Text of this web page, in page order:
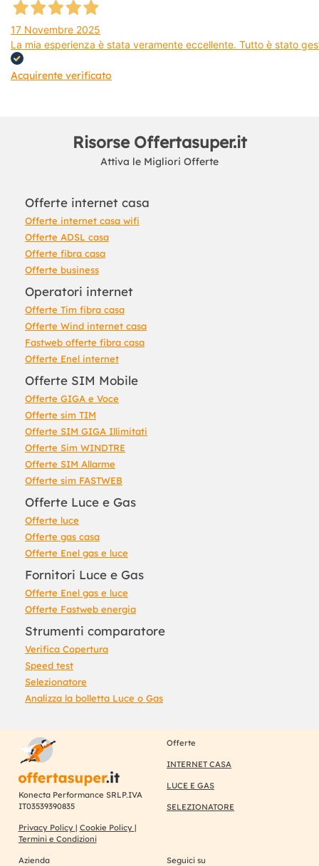
17 Novembre 2025
La mia esperienza è stata veramente eccellente. Tutto è stato
Acquirente verificato
Risorse Offertasuper.it
Attiva le Migliori Offerte
Offerte internet casa
Offerte internet casa wifi
Offerte ADSL casa
Offerte fibra casa
Offerte business
Operatori internet
Offerte Tim fibra casa
Offerte Wind internet casa
Fastweb offerte fibra casa
Offerte Enel internet
Offerte SIM Mobile
Offerte GIGA e Voce
Offerte sim TIM
Offerte SIM GIGA Illimitati
Offerte Sim WINDTRE
Offerte SIM Allarme
Offerte sim FASTWEB
Offerte Luce e Gas
Offerte luce
Offerte gas casa
Offerte Enel gas e luce
Fornitori Luce e Gas
Offerte Enel gas e luce
Offerte Fastweb energia
Strumenti comparatore
Verifica Copertura
Speed test
Selezionatore
Analizza la bolletta Luce o Gas
Konecta Performance SRLP.IVA
IT03539390835
Privacy Policy | Cookie Policy |
Termini e Condizioni
Offerte
INTERNET CASA
LUCE E GAS
SELEZIONATORE
Azienda Seguici su